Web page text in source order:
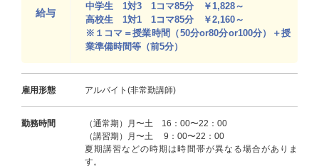
給与
中学生 1対3 1コマ85分 ￥1,828～
高校生 1対1 1コマ85分 ￥2,160～
※１コマ＝授業時間（50分or80分or100分）＋授
業準備時間等（前5分）
雇用形態 アルバイト(非常勤講師)
勤務時間
（通常期）月〜土 16：00〜22：00
（講習期）月〜土 9：00〜22：00
夏期講習などの時期は時間帯が異なる場合がありま
す。